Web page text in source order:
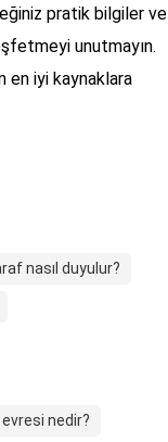
pratik bilgiler ve
unutmayın.
en iyi kaynaklara
nasıl duyulur?
evresi nedir?